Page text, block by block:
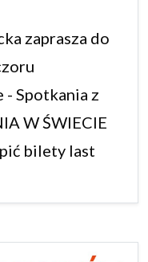
zaprasza do
Spotkania z
W ŚWIECIE
bilety last